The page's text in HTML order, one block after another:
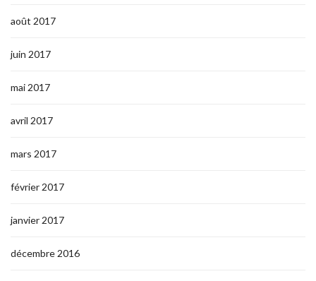
août 2017
juin 2017
mai 2017
avril 2017
mars 2017
février 2017
janvier 2017
décembre 2016